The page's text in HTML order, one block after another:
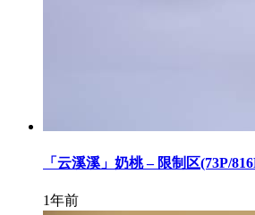
「云溪溪」奶桃 – 限制区(73P/
1年前